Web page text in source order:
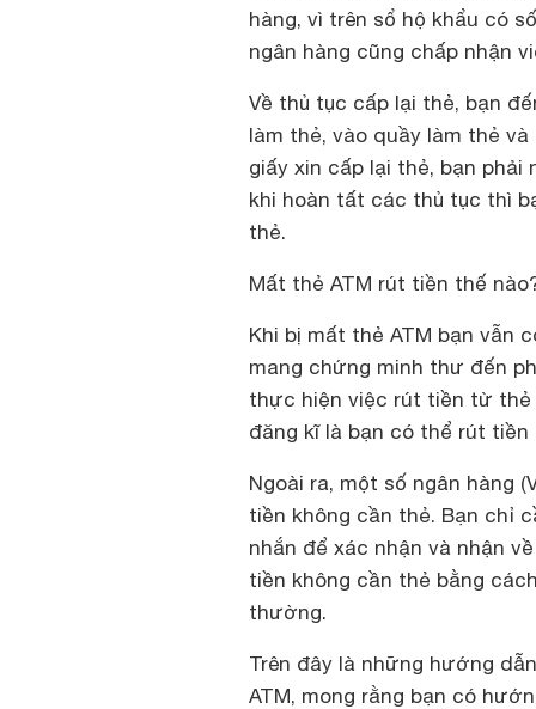
hàng, vì trên sổ hộ khẩu có
ngân hàng cũng chấp nhận
Về thủ tục cấp lại thẻ, bạn
làm thẻ, vào quầy làm thẻ
giấy xin cấp lại thẻ, bạn phải
khi hoàn tất các thủ tục thì
thẻ.
Mất thẻ ATM rút tiền thế
Khi bị mất thẻ ATM bạn vẫn
mang chứng minh thư đến
thực hiện việc rút tiền từ thẻ
đăng kĩ là bạn có thể rút
Ngoài ra, một số ngân hàng
tiền không cần thẻ. Bạn chỉ
nhắn để xác nhận và nhận
tiền không cần thẻ bằng
thường.
Trên đây là những hướng
ATM, mong rằng bạn có